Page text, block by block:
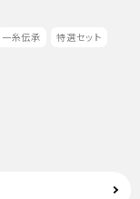
一糸伝承 特選セット